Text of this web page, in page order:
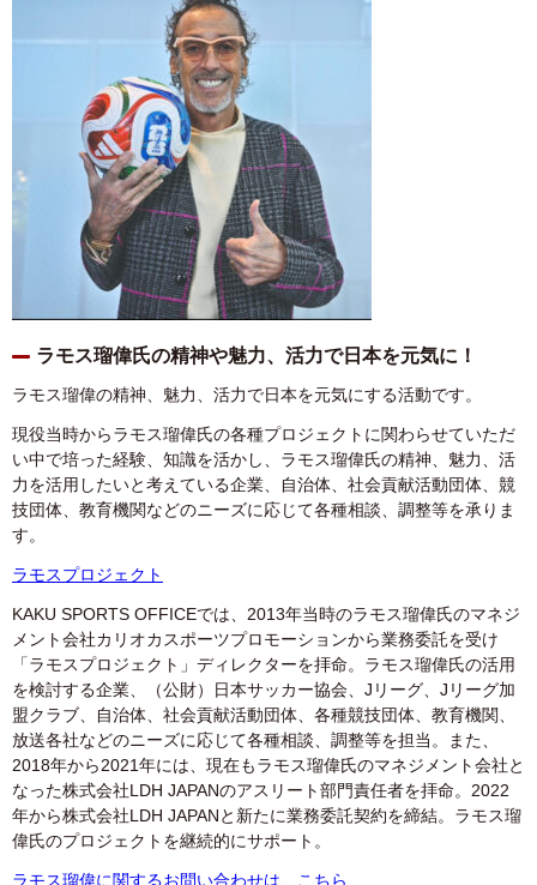
ラモス瑠偉氏の精神や魅力、活力で日本を元気に！
ラモス瑠偉の精神、魅力、活力で日本を元気にする活動です。
現役当時からラモス瑠偉氏の各種プロジェクトに関わらせていただ
い中で培った経験、知識を活かし、ラモス瑠偉氏の精神、魅力、活
力を活用したいと考えている企業、自治体、社会貢献活動団体、競
技団体、教育機関などのニーズに応じて各種相談、調整等を承りま
す。
ラモスプロジェクト
KAKU SPORTS OFFICEでは、2013年当時のラモス瑠偉氏のマネジ
メント会社カリオカスポーツプロモーションから業務委託を受け
「ラモスプロジェクト」ディレクターを拝命。ラモス瑠偉氏の活用
を検討する企業、（公財）日本サッカー協会、Jリーグ、Jリーグ加
盟クラブ、自治体、社会貢献活動団体、各種競技団体、教育機関、
放送各社などのニーズに応じて各種相談、調整等を担当。また、
2018年から2021年には、現在もラモス瑠偉氏のマネジメント会社と
なった株式会社LDH JAPANのアスリート部門責任者を拝命。2022
年から株式会社LDH JAPANと新たに業務委託契約を締結。ラモス瑠
偉氏のプロジェクトを継続的にサポート。
ラモス瑠偉に関するお問い合わせは、こちら